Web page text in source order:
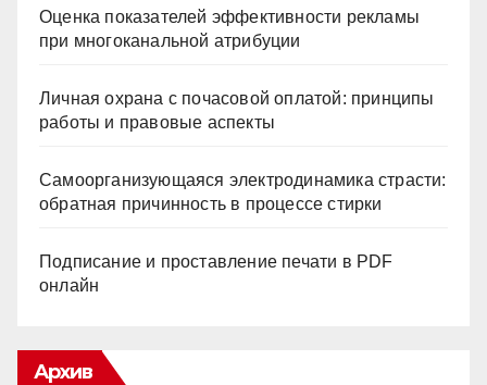
Оценка показателей эффективности рекламы
при многоканальной атрибуции
Личная охрана с почасовой оплатой: принципы
работы и правовые аспекты
Самоорганизующаяся электродинамика страсти:
обратная причинность в процессе стирки
Подписание и проставление печати в PDF
онлайн
Архив